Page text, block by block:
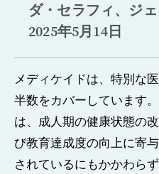
ダ・セラフィ、ジ
2025年5月14日
メディケイドは、特別な
半数をカバーしています
は、成人期の健康状態の
び教育達成度の向上に寄
されているにもかかわら